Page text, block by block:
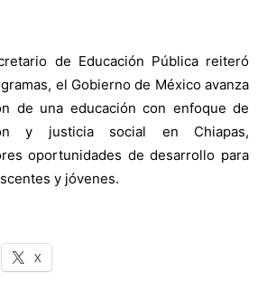
de Educación Pública reiteró
el Gobierno de México avanza
de una educación con enfoque de
y justicia social en Chiapas,
oportunidades de desarrollo para
y jóvenes.
X